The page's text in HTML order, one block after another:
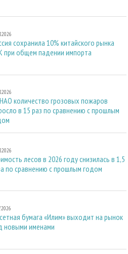
сохранила 10% китайского рынка
при общем падении импорта
количество грозовых пожаров
в 15 раз по сравнению с прошлым
лесов в 2026 году снизилась в 1,5
по сравнению с прошлым годом
бумага «Илим» выходит на рынок
новыми именами